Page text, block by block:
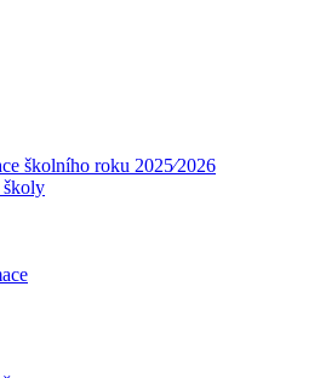
školního roku 2025⁄2026
školy